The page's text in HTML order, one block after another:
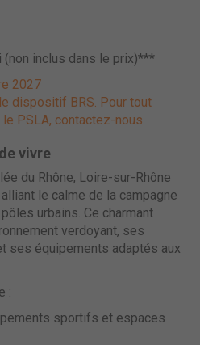
(non inclus dans le prix)***
2027
dispositif BRS. Pour tout
PSLA, contactez-nous.
vivre
du Rhône, Loire-sur-Rhône
le calme de la campagne
urbains. Ce charmant
verdoyant, ses
ses équipements adaptés aux
:
sportifs et espaces